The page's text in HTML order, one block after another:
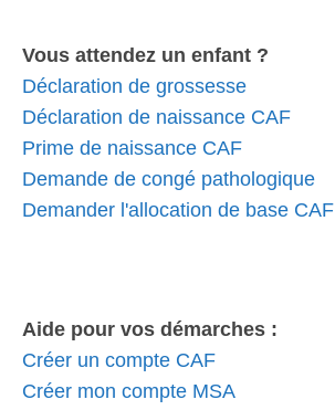
Vous attendez un enfant ?
Déclaration de grossesse
Déclaration de naissance CAF
Prime de naissance CAF
Demande de congé pathologique
Demander l'allocation de base CAF
Aide pour vos démarches :
Créer un compte CAF
Créer mon compte MSA